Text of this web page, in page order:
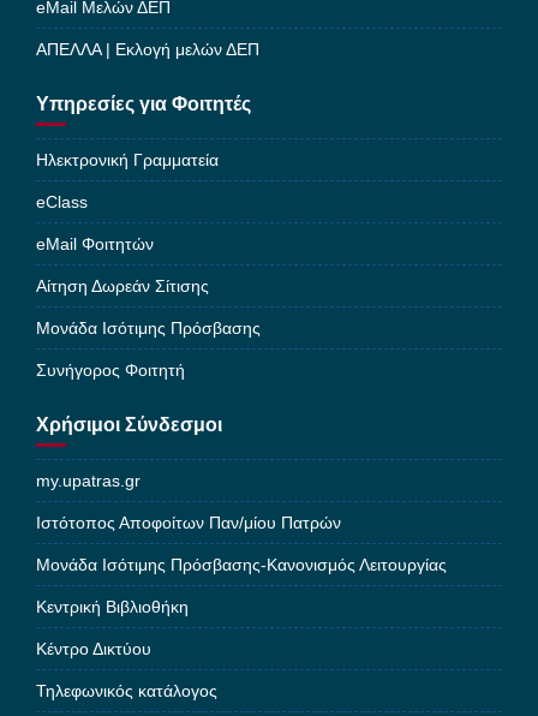
eMail Μελών ΔΕΠ
ΑΠΕΛΛΑ | Εκλογή μελών ΔΕΠ
Υπηρεσίες για Φοιτητές
Ηλεκτρονική Γραμματεία
eClass
eMail Φοιτητών
Αίτηση Δωρεάν Σίτισης
Μονάδα Ισότιμης Πρόσβασης
Συνήγορος Φοιτητή
Χρήσιμοι Σύνδεσμοι
my.upatras.gr
Ιστότοπος Αποφοίτων Παν/μίου Πατρών
Μονάδα Ισότιμης Πρόσβασης-Κανονισμός Λειτουργίας
Κεντρική Βιβλιοθήκη
Κέντρο Δικτύου
Τηλεφωνικός κατάλογος